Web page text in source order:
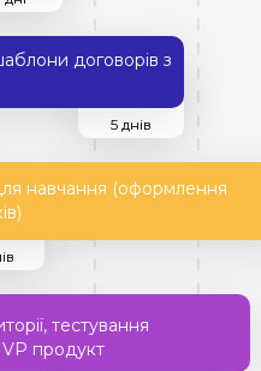
5 днів
договорів з
тестування
продукт
навчання (оформлення